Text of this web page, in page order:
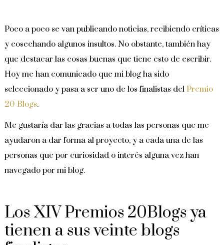
Poco a poco se van publicando noticias, recibiendo críticas
y cosechando algunos insultos. No obstante, también hay
que destacar las cosas buenas que tiene esto de escribir.
Hoy me han comunicado que mi blog ha sido
seleccionado y pasa a ser uno de los finalistas delPremio
20 Blogs.
Me gustaría dar las gracias a todas las personas que me
ayudaron a dar forma al proyecto, y a cada una de las
personas que por curiosidad o interés alguna vez han
navegado por mi blog.
Los XIV Premios 20Blogs ya
tienen a sus veinte blogs